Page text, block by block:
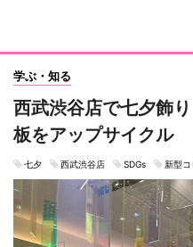
学ぶ・知る
西武渋谷店で七夕飾
板をアップサイクル
七夕 西武渋谷店 SDGs 新型コ